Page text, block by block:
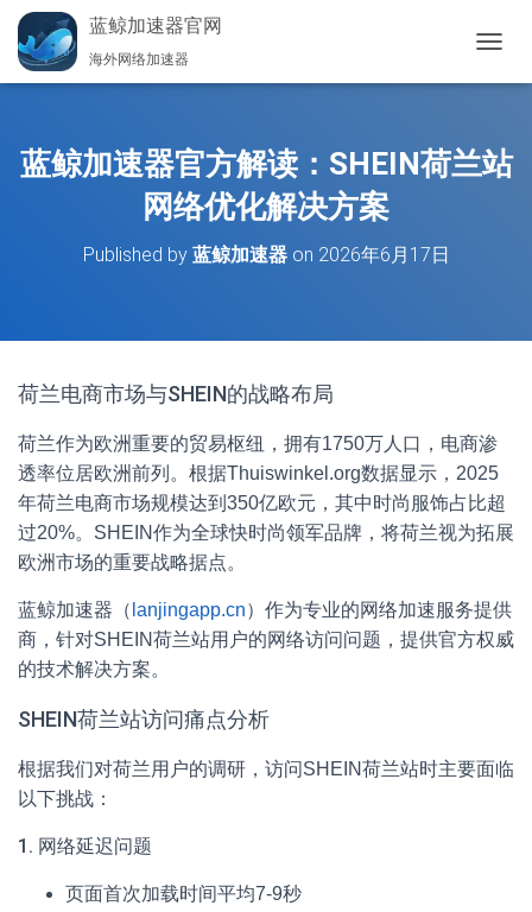
蓝鲸加速器官网
海外网络加速器
换
蓝鲸加速器官方解读：SHEIN荷兰站
网络优化解决方案
Published by 蓝鲸加速器on 2026年6月17日
荷兰电商市场与SHEIN的战略布局
荷兰作为欧洲重要的贸易枢纽，拥有1750万人口，电商渗
透率位居欧洲前列。根据Thuiswinkel.org数据显示，2025
年荷兰电商市场规模达到350亿欧元，其中时尚服饰占比超
过20%。SHEIN作为全球快时尚领军品牌，将荷兰视为拓展
欧洲市场的重要战略据点。
蓝鲸加速器（ lanjingapp.cn）作为专业的网络加速服务提供
商，针对SHEIN荷兰站用户的网络访问问题，提供官方权威
的技术解决方案。
SHEIN荷兰站访问痛点分析
根据我们对荷兰用户的调研，访问SHEIN荷兰站时主要面临
以下挑战：
1. 网络延迟问题
页面首次加载时间平均7-9秒